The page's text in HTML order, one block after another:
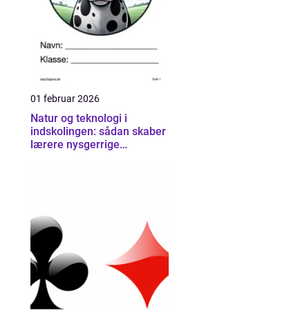
01 februar 2026
Natur og teknologi i
indskolingen: sådan skaber
lærere nysgerrige